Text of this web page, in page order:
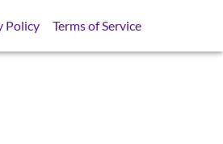
Policy Terms of Service